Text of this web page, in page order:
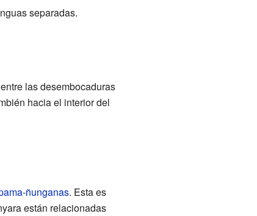
separadas.
las desembocaduras
hacia el interior del
ñunganas. Esta es
están relacionadas